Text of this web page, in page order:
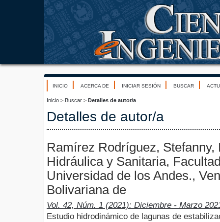
INICIO ACERCA DE INICIAR SESIÓN BUSCAR
Inicio > Buscar > Detalles de autor/a
Detalles de autor/a
Ramírez Rodríguez, Stefanny,
Hidráulica y Sanitaria,
Universidad de los Andes.,
Bolivariana de
Vol. 42, Núm. 1 (2021): Diciembre - Marzo
Estudio hidrodinámico de lagunas de